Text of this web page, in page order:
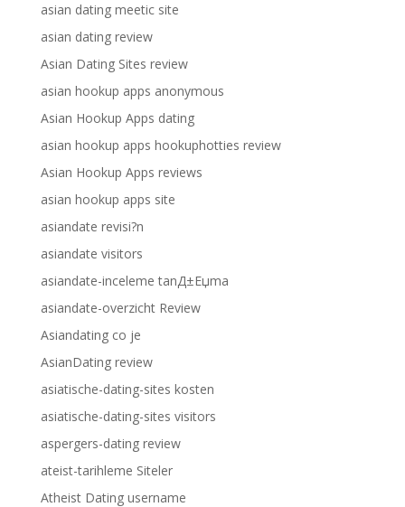
asian dating meetic site
asian dating review
Asian Dating Sites review
asian hookup apps anonymous
Asian Hookup Apps dating
asian hookup apps hookuphotties review
Asian Hookup Apps reviews
asian hookup apps site
asiandate revisi?n
asiandate visitors
asiandate-inceleme tanД±Еџma
asiandate-overzicht Review
Asiandating co je
AsianDating review
asiatische-dating-sites kosten
asiatische-dating-sites visitors
aspergers-dating review
ateist-tarihleme Siteler
Atheist Dating username